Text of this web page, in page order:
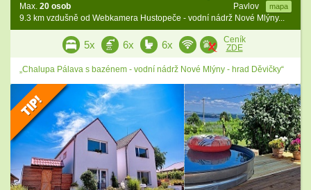
Pavlov mapa
Max. 20 osob
9.3 km vzdušně od Webkamera Hustopeče - vodní nádrž Nové Mlýny...
5x 6x 6x
Ceník
ZDE
„Chalupa Pálava s bazénem - vodní nádrž Nové Mlýny - hrad Děvičky“